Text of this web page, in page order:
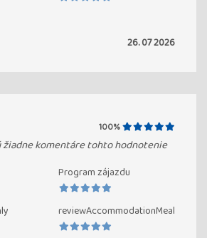
26. 07 2026
100%
žiadne komentáre tohto hodnotenie
Program zájazdu
reviewAccommodationMeal